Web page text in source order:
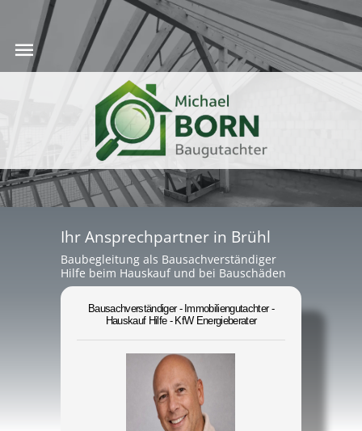
Ihr Ansprechpartner in Brühl
Baubegleitung als Bausachverständiger
Hilfe beim Hauskauf und bei Bauschäden
Bausachverständiger - Immobiliengutachter -
Hauskauf Hilfe - KfW Energieberater